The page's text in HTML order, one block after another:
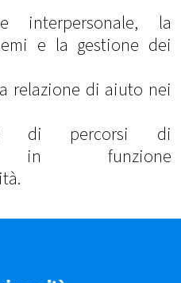
interpersonale, la
e la gestione dei
relazione di aiuto nei
di percorsi di
in funzione